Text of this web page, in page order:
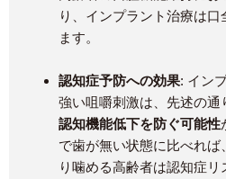
り、インプラント治療は
ます。
認知症予防への効果: イン
強い咀嚼刺激は、先述の通
認知機能低下を防ぐ可能性
で歯が無い状態に比べれ
り噛める高齢者は認知症